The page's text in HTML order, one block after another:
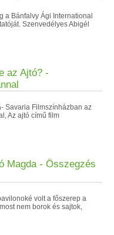
a Bánfalvy Ági International
Szenvedélyes Abigél
az Ajtó? -
Savaria Filmszínházban az
Az ajtó című film
Magda - Összegzés
volt a főszerep a
nem borok és sajtok,